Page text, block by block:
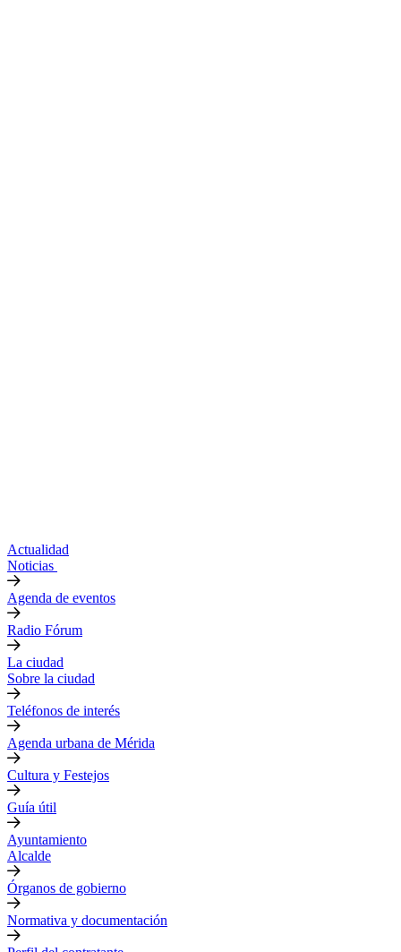
Actualidad
Noticias
Agenda de eventos
Radio Fórum
La ciudad
Sobre la ciudad
Teléfonos de interés
Agenda urbana de Mérida
Cultura y Festejos
Guía útil
Ayuntamiento
Alcalde
Órganos de gobierno
Normativa y documentación